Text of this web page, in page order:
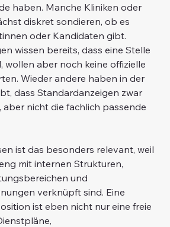
haben. Manche Kliniken oder
diskret sondieren, ob es
oder Kandidaten gibt.
wissen bereits, dass eine Stelle
wollen aber noch keine offizielle
Wieder andere haben in der
dass Standardanzeigen zwar
aber nicht die fachlich passende
ist das besonders relevant, weil
mit internen Strukturen,
und
verknüpft sind. Eine
ist eben nicht nur eine freie